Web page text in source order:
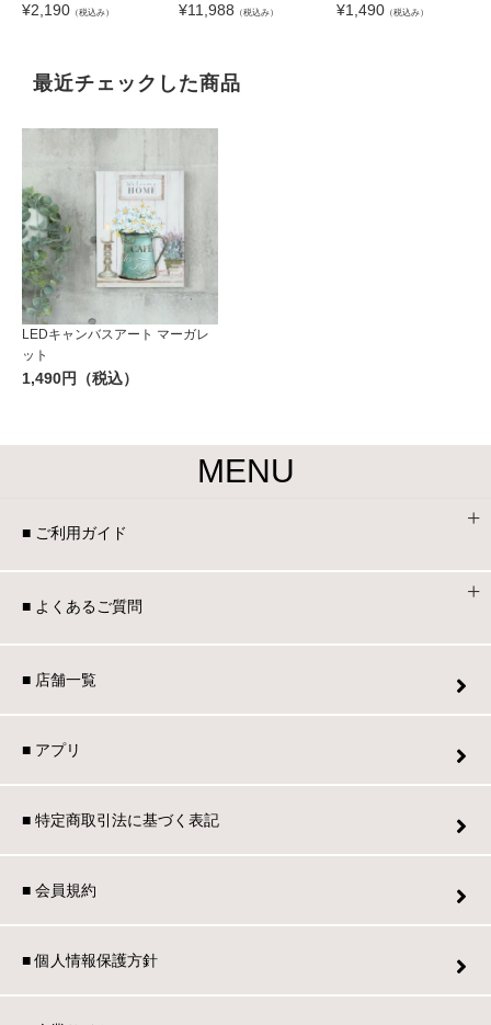
¥2,190 （税込み） ¥11,988 （税込み） ¥1,490（税込み）
最近チェックした商品
LEDキャンバスアート マーガレ
ット
1,490円（税込）
MENU
■ ご利用ガイド
■ よくあるご質問
■ 店舗一覧
■ アプリ
■ 特定商取引法に基づく表記
■ 会員規約
■ 個人情報保護方針